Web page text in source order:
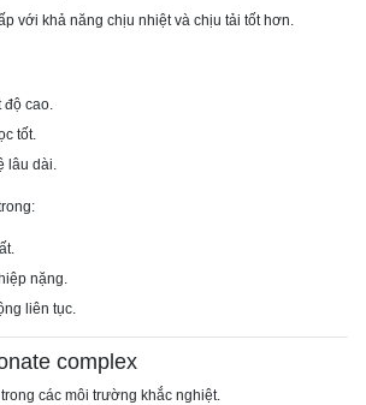
với khả năng chịu nhiệt và chịu tải tốt hơn.
độ cao.
tốt.
lâu dài.
nặng.
liên tục.
complex
các môi trường khắc nghiệt.